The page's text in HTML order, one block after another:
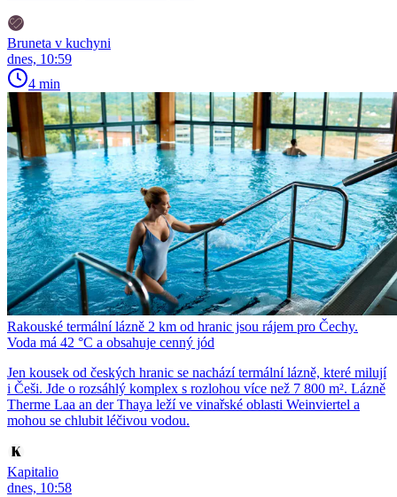
Bruneta v kuchyni
dnes, 10:59
4 min
Rakouské termální lázně 2 km od hranic jsou rájem pro Čechy.
Voda má 42 °C a obsahuje cenný jód
Jen kousek od českých hranic se nachází termální lázně, které milují
i Češi. Jde o rozsáhlý komplex s rozlohou více než 7 800 m². Lázně
Therme Laa an der Thaya leží ve vinařské oblasti Weinviertel a
mohou se chlubit léčivou vodou.
Kapitalio
dnes, 10:58